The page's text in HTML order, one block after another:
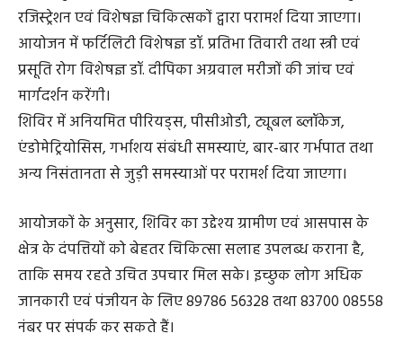
रजिस्ट्रेशन एवं विशेषज्ञ चिकित्सकों द्वारा परामर्श दिया जाएगा।
आयोजन में फर्टिलिटी विशेषज्ञ डॉ. प्रतिभा तिवारी तथा स्त्री एवं
प्रसूति रोग विशेषज्ञ डॉ. दीपिका अग्रवाल मरीजों की जांच एवं
मार्गदर्शन करेंगी।
शिविर में अनियमित पीरियड्स, पीसीओडी, ट्यूबल ब्लॉकेज,
एंडोमेट्रियोसिस, गर्भाशय संबंधी समस्याएं, बार-बार गर्भपात तथा
अन्य निसंतानता से जुड़ी समस्याओं पर परामर्श दिया जाएगा।
आयोजकों के अनुसार, शिविर का उद्देश्य ग्रामीण एवं आसपास के
क्षेत्र के दंपत्तियों को बेहतर चिकित्सा सलाह उपलब्ध कराना है,
ताकि समय रहते उचित उपचार मिल सके। इच्छुक लोग अधिक
जानकारी एवं पंजीयन के लिए 89786 56328 तथा 83700 08558
नंबर पर संपर्क कर सकते हैं।